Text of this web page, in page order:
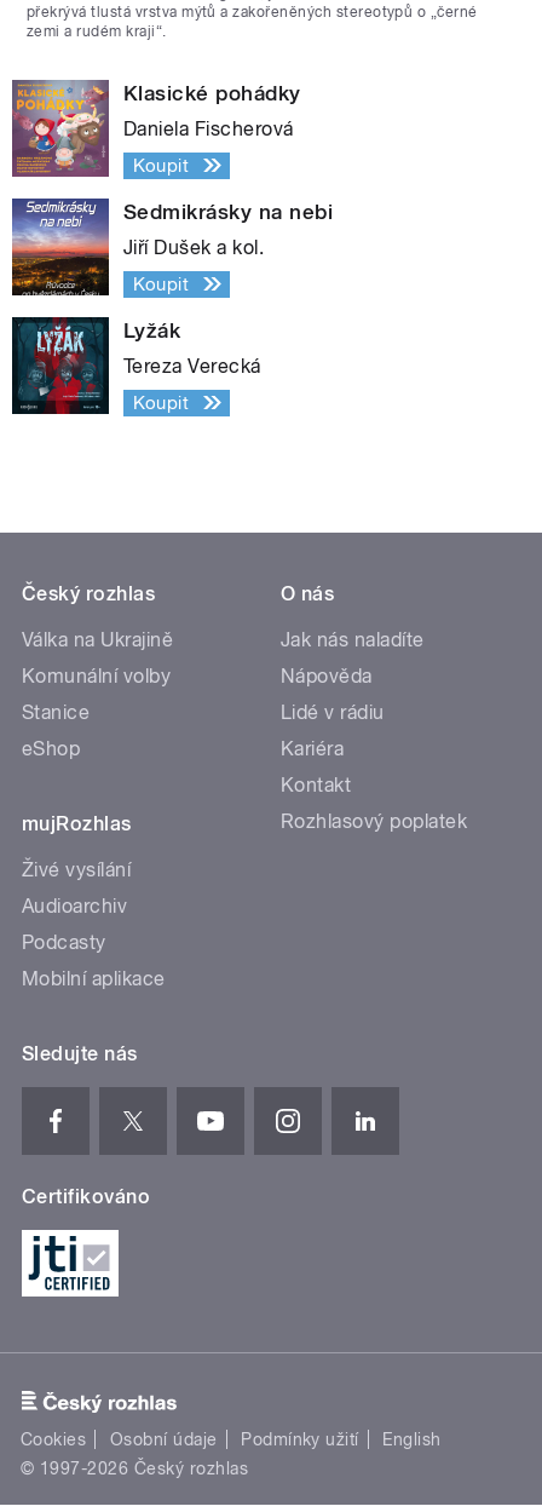
překrývá tlustá vrstva mýtů a zakořeněných stereotypů o „černé
zemi a rudém kraji“.
Klasické pohádky
Daniela Fischerová
Koupit
Sedmikrásky na nebi
Jiří Dušek a kol.
Koupit
Lyžák
Tereza Verecká
Koupit
Český rozhlas
Válka na Ukrajině
Komunální volby
Stanice
eShop
mujRozhlas
Živé vysílání
Audioarchiv
Podcasty
Mobilní aplikace
O nás
Jak nás naladíte
Nápověda
Lidé v rádiu
Kariéra
Kontakt
Rozhlasový poplatek
Sledujte nás
Certifikováno
Cookies Osobní údaje Podmínky užití
English
© 1997-2026 Český rozhlas